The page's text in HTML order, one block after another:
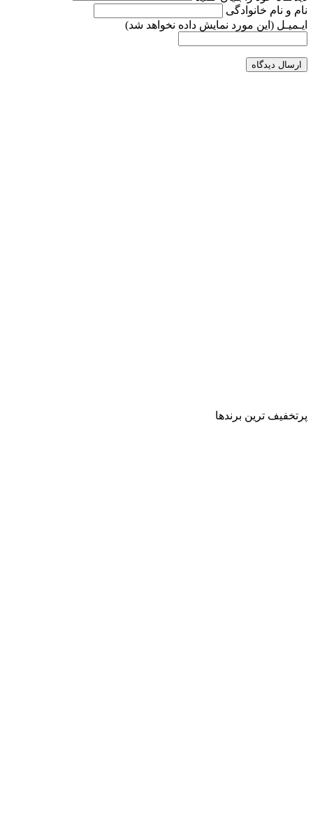
نام و نام خانوادگی
ایـمیـل (این مورد نمایش داده نخواهد شد)
ارسال دیدگاه
پرتخفیف ترین برندها